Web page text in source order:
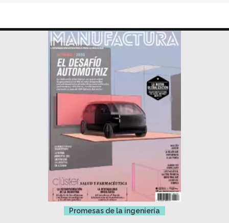
Promesas de la ingeniería